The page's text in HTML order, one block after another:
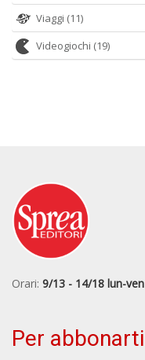
Viaggi (11)
Videogiochi (19)
Orari: 9/13 - 14/18 lun-ven
Per abbonarti